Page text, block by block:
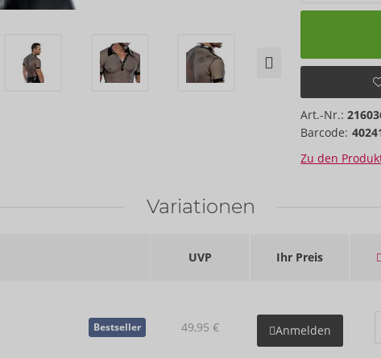
Art.-Nr.:
Barcode:
Zu den
Variationen
UVP Ihr Preis
Bestseller 49,95 € Anmelden